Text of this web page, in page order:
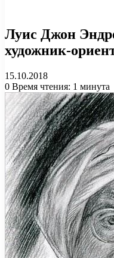
Луис Джон
художник-
15.10.2018
0 Время чтения: 1 минута